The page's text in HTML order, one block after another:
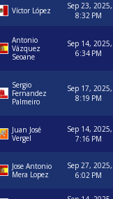
Víctor López
Sep 23, 2025,
8:32 PM
Antonio
Vázquez
Seoane
Sep 14, 2025,
6:34 PM
Sergio
Fernandez
Palmeiro
Sep 17, 2025,
8:19 PM
Juan José
Vergel
Sep 14, 2025,
7:16 PM
Jose Antonio
Mera Lopez
Sep 27, 2025,
6:02 PM